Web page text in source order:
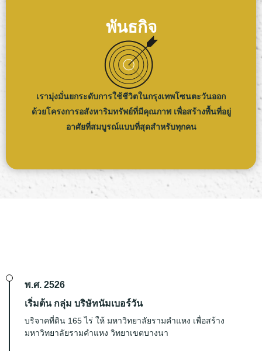
พันธกิจ
เรามุ่งมั่นยกระดับการใช้ชีวิตในกรุงเทพโซนตะวันออก
ด้วยโครงการอสังหาริมทรัพย์ที่มีคุณภาพ เพื่อสร้างพื้นที่อยู่
อาศัยที่สมบูรณ์แบบที่สุดสำหรับทุกคน
พ.ศ. 2526
เริ่มต้น กลุ่ม บริษัทนัมเบอร์วัน
บริจาคที่ดิน 165 ไร่ ให้ มหาวิทยาลัยรามคำแหง เพื่อสร้าง
มหาวิทยาลัยรามคำแหง วิทยาเขตบางนา